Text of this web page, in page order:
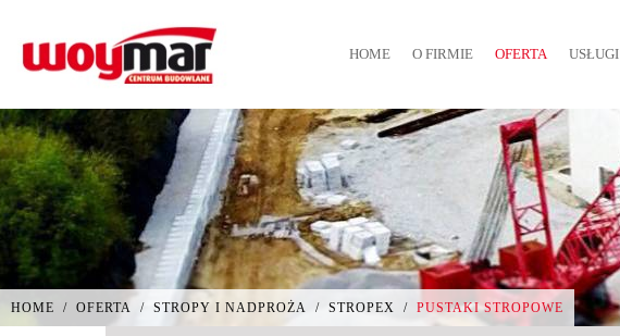
HOME O FIRMIE OFERTA USŁUGI
HOME / OFERTA / STROPY I NADPROŻA / STROPEX / PUSTAKI STROPOWE